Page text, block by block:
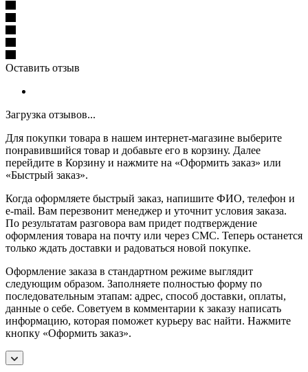
Оставить отзыв
Загрузка отзывов...
Для покупки товара в нашем интернет-магазине выберите
понравившийся товар и добавьте его в корзину. Далее
перейдите в Корзину и нажмите на «Оформить заказ» или
«Быстрый заказ».
Когда оформляете быстрый заказ, напишите ФИО, телефон и
e-mail. Вам перезвонит менеджер и уточнит условия заказа.
По результатам разговора вам придет подтверждение
оформления товара на почту или через СМС. Теперь останется
только ждать доставки и радоваться новой покупке.
Оформление заказа в стандартном режиме выглядит
следующим образом. Заполняете полностью форму по
последовательным этапам: адрес, способ доставки, оплаты,
данные о себе. Советуем в комментарии к заказу написать
информацию, которая поможет курьеру вас найти. Нажмите
кнопку «Оформить заказ».